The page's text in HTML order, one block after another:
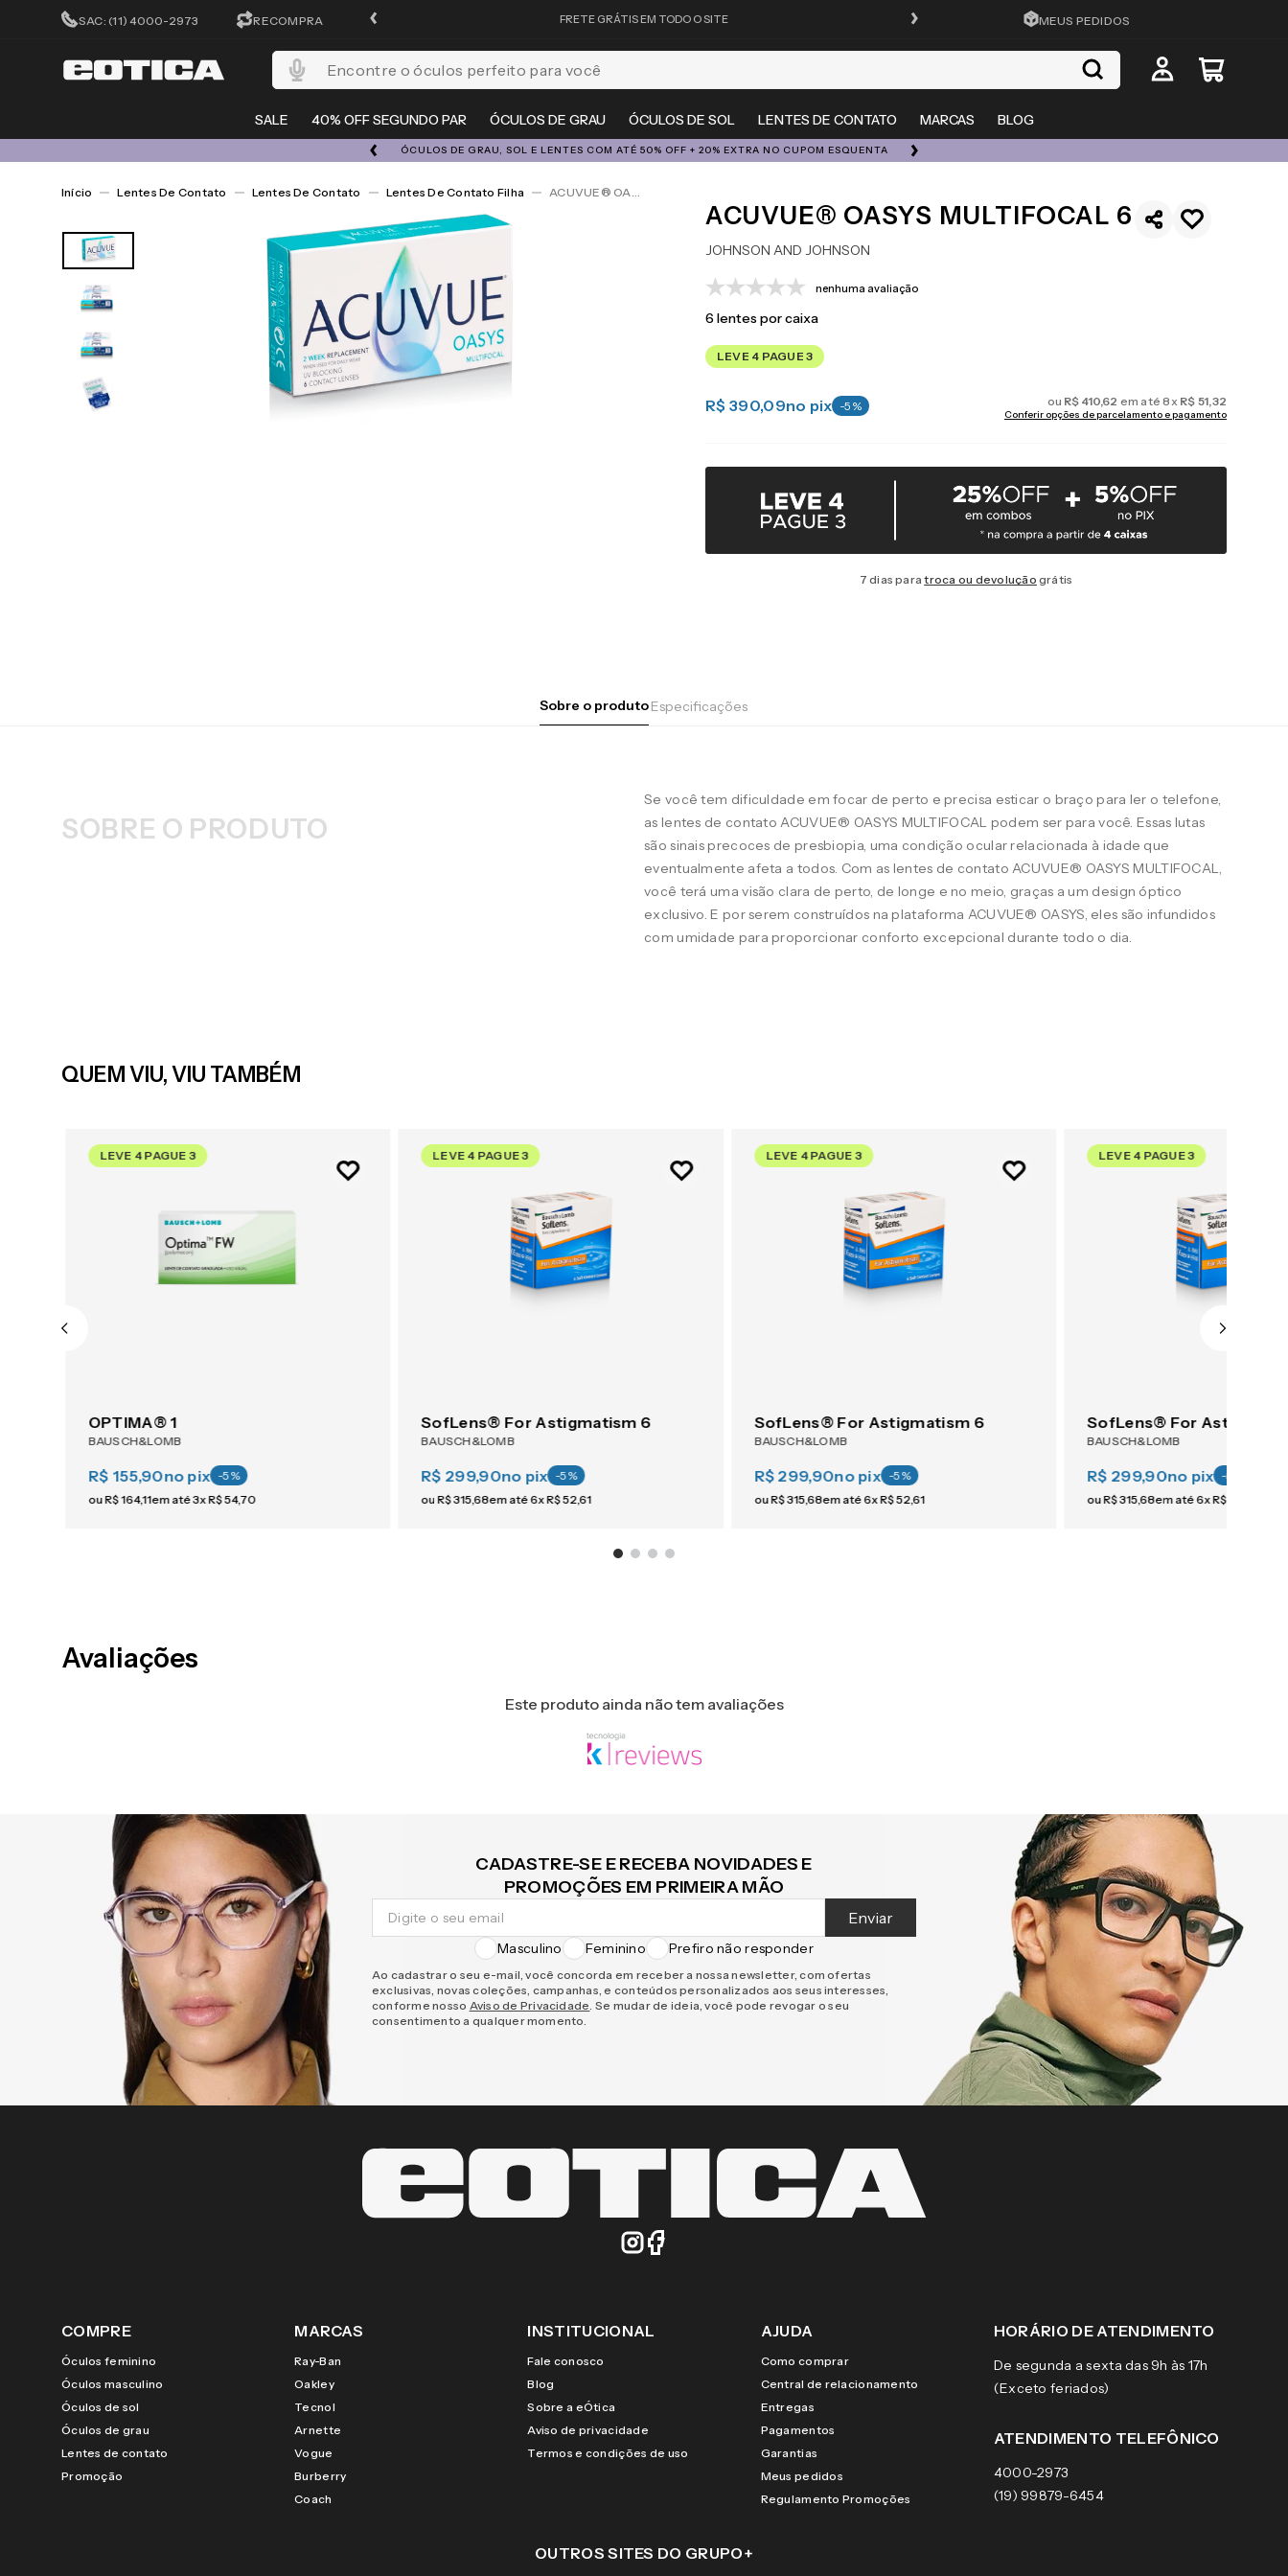
SAC: (11) 4000-2973 RECOMPRA
CADASTRA-SE E GANHE 15%OFF FRETE GRÁTIS EM TODO O SITE ATÉ 10X SEM JUROS
MEUS PEDIDOS
SALE 40% OFF SEGUNDO PAR ÓCULOS DE GRAU ÓCULOS DE SOL LENTES DE CONTATO MARCAS BLOG
Encontre o óculos perfeito para você
ÓCULOS DE GRAU, SOL E LENTES COM ATÉ 50% OFF + 20% EXTRA NO CUPOM ESQUENTA
Lentes De Contato Lentes De Contato Lentes De Contato Filha ACUVUE® OASYS Multifocal 6
ACUVUE® OASYS MULTIFOCAL 6
JOHNSON AND JOHNSON
nenhuma avaliação
6 lentes por caixa
LEVE 4 PAGUE 3
R$ 390,09no pix -5 % ou R$ 410,62 em até8x R$ 51,32
Conferir opções de parcelamento e pagamento
7 dias paratroca ou devolução grátis
Sobre o produtoEspecificações
SOBRE O PRODUTO
Se você tem dificuldade em focar de perto e precisa esticar o braço para ler o telefone,
as lentes de contato ACUVUE® OASYS MULTIFOCAL podem ser para você. Essas lutas
são sinais precoces de presbiopia, uma condição ocular relacionada à idade que
eventualmente afeta a todos. Com as lentes de contato ACUVUE® OASYS MULTIFOCAL,
você terá uma visão clara de perto, de longe e no meio, graças a um design óptico
exclusivo. E por serem construídos na plataforma ACUVUE® OASYS, eles são infundidos
com umidade para proporcionar conforto excepcional durante todo o dia.
QUEM VIU, VIU TAMBÉM
LEVE 4 PAGUE 3
OPTIMA® 1
BAUSCH&LOMB
R$ 155,90no pix -5%
ouR$164,11em até3xR$54,70
LEVE 4 PAGUE 3
SofLens® For Astigmatism 6
BAUSCH&LOMB
R$ 299,90no pix -5%
ouR$315,68em até6xR$52,61
LEVE 4 PAGUE 3
SofLens® For Astigmatism 6
BAUSCH&LOMB
R$ 299,90no pix -5%
ouR$315,68em até6xR$52,61
LEVE 4 PAGUE 3
SofLens® For
BAUSCH&LOMB
R$ 299,90no pix -5
ouR$315,68em até6xR$
Avaliações
Este produto ainda não tem avaliações
CADASTRE-SE E RECEBA NOVIDADES E
PROMOÇÕES EM PRIMEIRA MÃO
Enviar
Masculino Feminino Prefiro não responder
Ao cadastrar o seu e-mail, você concorda em receber a nossa newsletter, com ofertas
exclusivas, novas coleções, campanhas, e conteúdos personalizados aos seus interesses,
conforme nosso Aviso de Privacidade. Se mudar de ideia, você pode revogar o seu
consentimento a qualquer momento.
COMPRE
Óculos feminino
Óculos masculino
Óculos de sol
Óculos de grau
Lentes de contato
Promoção
MARCAS
Ray-Ban
Oakley
Tecnol
Arnette
Vogue
Burberry
Coach
INSTITUCIONAL
Fale conosco
Blog
Sobre a eÓtica
Aviso de privacidade
Termos e condições de uso
AJUDA
Como comprar
Central de relacionamento
Entregas
Pagamentos
Garantias
Meus pedidos
Regulamento Promoções
HORÁRIO DE ATENDIMENTO
De segunda a sexta das 9h às 17h
(Exceto feriados)
ATENDIMENTO TELEFÔNICO
4000-2973
(19) 99879-6454
OUTROS SITES DO GRUPO+